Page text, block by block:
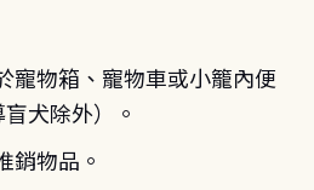
寵物箱、寵物車或小籠內便
犬除外）。
銷物品。